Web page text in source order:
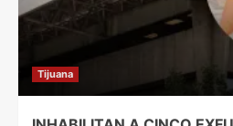
Tijuana